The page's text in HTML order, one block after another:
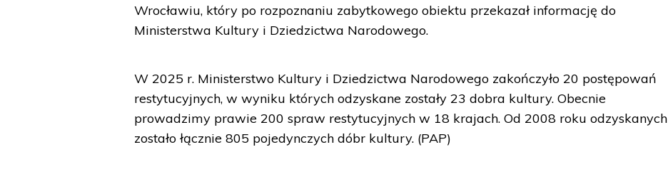
Wrocławiu, który po rozpoznaniu zabytkowego obiektu przekazał informację do
Ministerstwa Kultury i Dziedzictwa Narodowego.
W 2025 r. Ministerstwo Kultury i Dziedzictwa Narodowego zakończyło 20 postępowań
restytucyjnych, w wyniku których odzyskane zostały 23 dobra kultury. Obecnie
prowadzimy prawie 200 spraw restytucyjnych w 18 krajach. Od 2008 roku odzyskanych
zostało łącznie 805 pojedynczych dóbr kultury. (PAP)